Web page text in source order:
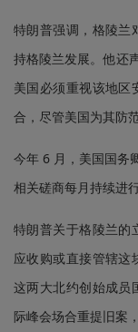
特朗普强调，格陵兰
持格陵兰发展。他还
美国必须重视该地区
合，尽管美国为其防
今年 6 月，美国国务
相关磋商每月持续进行
特朗普关于格陵兰的
应收购或直接管辖这
这两大北约创始成员
际峰会场合重提旧案